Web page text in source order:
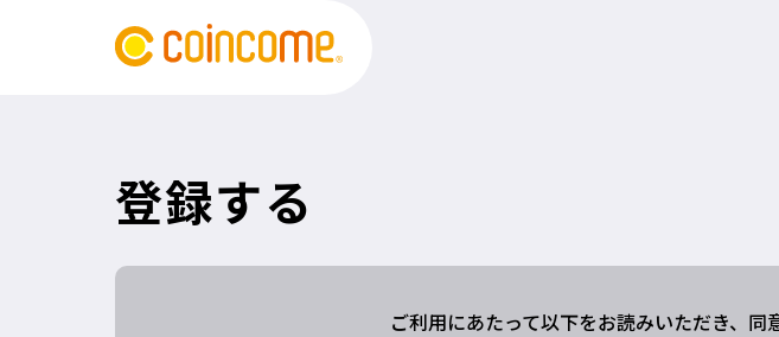
登録する
ご利用にあたって以下をお読みいただき、同